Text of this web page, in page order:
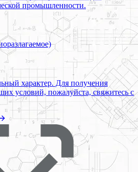
промышленности.
характер. Для получения
условий, пожалуйста, свяжитесь с